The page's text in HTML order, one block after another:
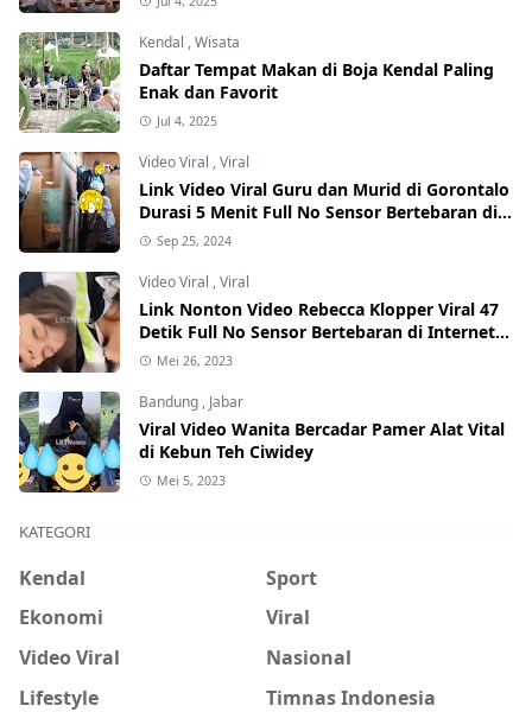
Kendal ,Wisata
Daftar Tempat Makan di Boja Kendal Paling
Enak dan Favorit
Jul 4, 2025
Video Viral ,Viral
Link Video Viral Guru dan Murid di Gorontalo
Durasi 5 Menit Full No Sensor Bertebaran di
Internet, Hati-Hati Phising!
Sep 25, 2024
Video Viral ,Viral
Link Nonton Video Rebecca Klopper Viral 47
Detik Full No Sensor Bertebaran di Internet,
Hati-Hati Phising!
Mei 26, 2023
Bandung , Jabar
Viral Video Wanita Bercadar Pamer Alat Vital
di Kebun Teh Ciwidey
Mei 5, 2023
KATEGORI
Kendal
Sport
Ekonomi
Viral
Video Viral
Nasional
Lifestyle
Timnas Indonesia